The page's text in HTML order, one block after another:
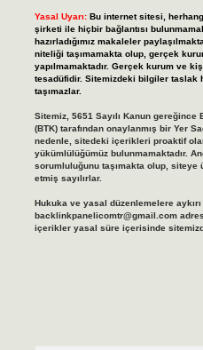
Yasal Uyarı: Bu internet sitesi,
şirketi ile hiçbir bağlantısı
hazırladığımız makaleler
niteliği taşımamakta olup, gerçek
yapılmamaktadır. Gerçek kurum ve
tesadüfidir. Sitemizdeki bilgiler taslak
taşımazlar.
Sitemiz, 5651 Sayılı Kanun
(BTK) tarafından onaylanmış bir Yer
nedenle, sitedeki içerikleri proaktif
yükümlülüğümüz bulunmamaktadır.
sorumluluğunu taşımakta olup, siteye
etmiş sayılırlar.
Hukuka ve yasal düzenlemelere
backlinkpanelicomtr@gmail.com
içerikler yasal süre içerisinde